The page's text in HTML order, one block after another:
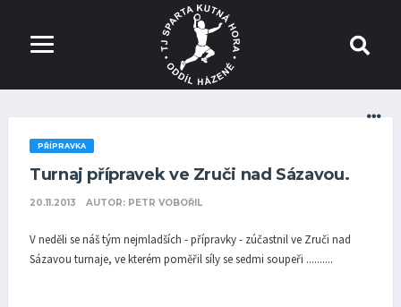
PŘÍPRAVKA
Turnaj přípravek ve Zruči nad Sázavou.
20.11.2013 AUTOR: PETR VOBOŘIL
V neděli se náš tým nejmladších - přípravky - zúčastnil ve Zruči nad
Sázavou turnaje, ve kterém poměřil síly se sedmi soupeři ..........